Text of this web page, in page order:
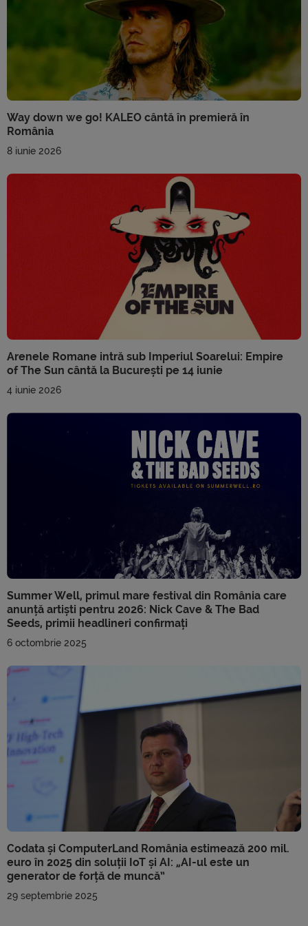
Way down we go! KALEO cântă în premieră în
România
8 iunie 2026
Arenele Romane intră sub Imperiul Soarelui: Empire
of The Sun cântă la București pe 14 iunie
4 iunie 2026
Summer Well, primul mare festival din România care
anunță artiști pentru 2026: Nick Cave & The Bad
Seeds, primii headlineri confirmați
6 octombrie 2025
Codata și ComputerLand România estimează 200 mil.
euro în 2025 din soluții IoT și AI: „AI-ul este un
generator de forță de muncă”
29 septembrie 2025